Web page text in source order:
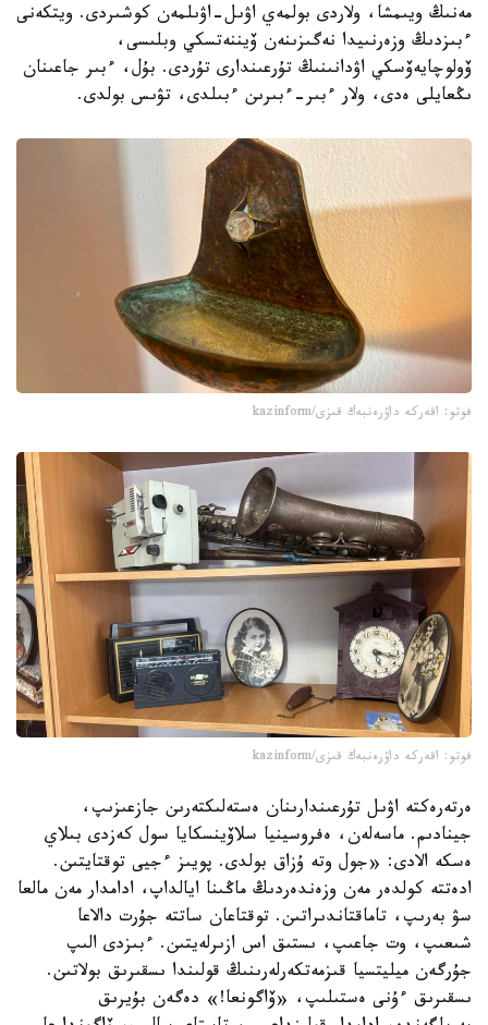
مەنىڭ ويىمشا، ولاردى بولمەي اۋىل-اۋىلمەن كوشىردى. ويتكەنى
ءبىزدىڭ وزەرنىيدا نەگىزىنەن ۆيننەتسكي وبلىسى،
ۆولوچايەۆسكي اۋدانىنىڭ تۇرعىندارى تۇردى. بۇل، ءبىر جاعىنان
ىڭعايلى ەدى، ولار ءبىر-ءبىرىن ءبىلدى، تۋىس بولدى.
فوتو: اقەركە داۋرەنبەك قىزى/kazinform
فوتو: اقەركە داۋرەنبەك قىزى/kazinform
ەرتەرەكتە اۋىل تۇرعىندارىنان ەستەلىكتەرىن جازعىزىپ،
جينادىم. ماسەلەن، ەفروسينيا سلاۆينسكايا سول كەزدى بىلاي
ەسكە الادى: «جول وتە ۇزاق بولدى. پويىز ءجيى توقتايتىن.
ادەتتە كولدەر مەن وزەندەردىڭ ماڭىنا ايالداپ، ادامدار مەن مالعا
سۋ بەرىپ، تاماقتاندىراتىن. توقتاعان ساتتە جۇرت دالاعا
شىعىپ، وت جاعىپ، ىستىق اس ازىرلەيتىن. ءبىزدى الىپ
جۇرگەن ميليتسيا قىزمەتكەرلەرىنىڭ قولىندا ىسقىرىق بولاتىن.
ىسقىرىق ءۇنى ەستىلىپ، «ۆاگونعا!» دەگەن بۇيرىق